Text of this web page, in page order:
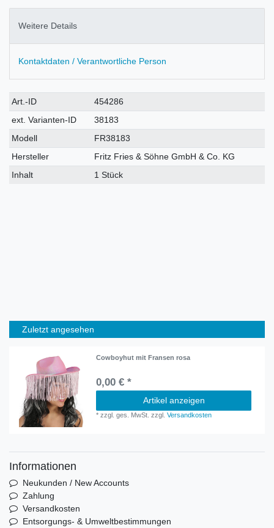
Weitere Details
Kontaktdaten / Verantwortliche Person
Technisches
Merkmal
Wert
Art.-ID
454286
ext. Varianten-ID
38183
Modell
FR38183
Hersteller
Fritz Fries & Söhne GmbH & Co. KG
Inhalt
1 Stück
Zuletzt angesehen
Cowboyhut mit Fransen rosa
0,00 € *
Artikel anzeigen
*zzgl. ges. MwSt. zzgl.Versandkosten
Informationen
Neukunden / New Accounts
Zahlung
Versandkosten
Entsorgungs- & Umweltbestimmungen